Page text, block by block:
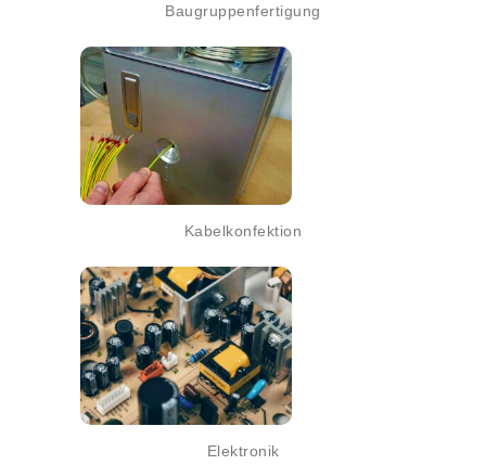
Baugruppenfertigung
Kabelkonfektion
Elektronik